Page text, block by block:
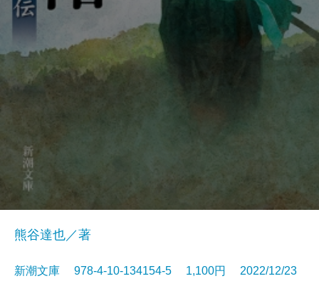
熊谷達也／著
新潮文庫 978-4-10-134154-5 1,100円 2022/12/23